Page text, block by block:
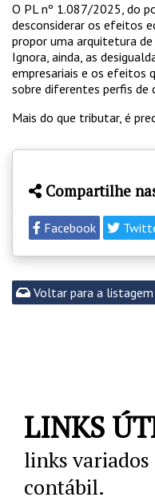
O PL nº 1.087/2025, do
desconsiderar os efeitos
propor uma arquitetura
Ignora, ainda, as
empresariais e os efeitos
sobre diferentes perfis de
Mais do que tributar, é
Compartilhe
Facebook
Voltar para a
LINKS
links
contábil.